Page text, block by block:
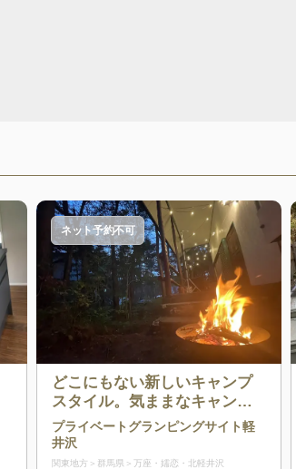
ネット予約不可
どこにもない新しいキャンプ
スタイル。気ままなキャンプ
ライフと快適なコテージライ
フの良いとこどり。
プライベートグランピングサイト軽
井沢
関東地方 群馬県 万座・嬬恋・北軽井沢